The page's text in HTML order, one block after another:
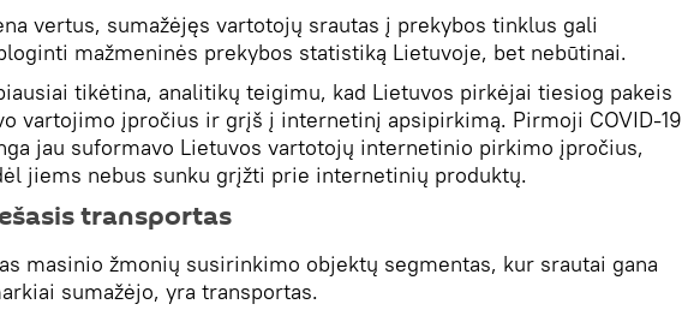
vertus, sumažėjęs vartotojų srautas į prekybos tinklus gali
mažmeninės prekybos statistiką Lietuvoje, bet nebūtinai.
tikėtina, analitikų teigimu, kad Lietuvos pirkėjai tiesiog pakeis
vartojimo įpročius ir grįš į internetinį apsipirkimą. Pirmoji COVID-19
jau suformavo Lietuvos vartotojų internetinio pirkimo įpročius,
jiems nebus sunku grįžti prie internetinių produktų.
transportas
masinio žmonių susirinkimo objektų segmentas, kur srautai gana
sumažėjo, yra transportas.